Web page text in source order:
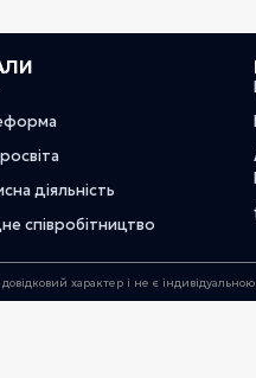
діяльність
співробітництво
характер і не є